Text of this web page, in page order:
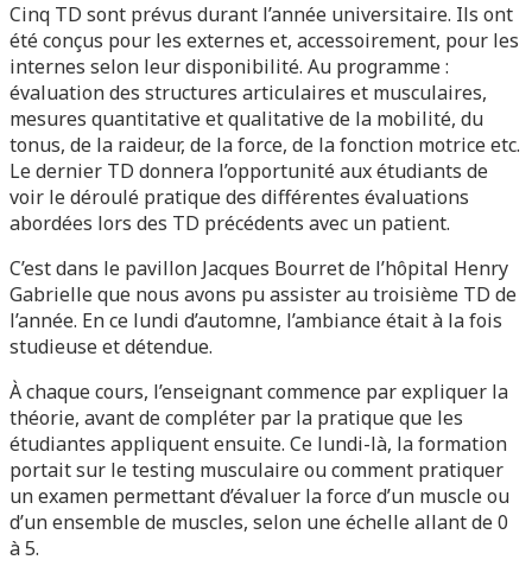
Cinq TD sont prévus durant l’année universitaire. Ils ont
été conçus pour les externes et, accessoirement, pour les
internes selon leur disponibilité. Au programme :
évaluation des structures articulaires et musculaires,
mesures quantitative et qualitative de la mobilité, du
tonus, de la raideur, de la force, de la fonction motrice etc.
Le dernier TD donnera l’opportunité aux étudiants de
voir le déroulé pratique des différentes évaluations
abordées lors des TD précédents avec un patient.
C’est dans le pavillon Jacques Bourret de l’hôpital Henry
Gabrielle que nous avons pu assister au troisième TD de
l’année. En ce lundi d’automne, l’ambiance était à la fois
studieuse et détendue.
À chaque cours, l’enseignant commence par expliquer la
théorie, avant de compléter par la pratique que les
étudiantes appliquent ensuite. Ce lundi-là, la formation
portait sur le testing musculaire ou comment pratiquer
un examen permettant d’évaluer la force d’un muscle ou
d’un ensemble de muscles, selon une échelle allant de 0
à 5.